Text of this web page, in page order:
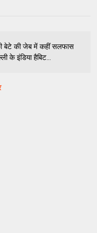
बेटे की जेब में कहीं सलफास
के इंडिया हैबिट...